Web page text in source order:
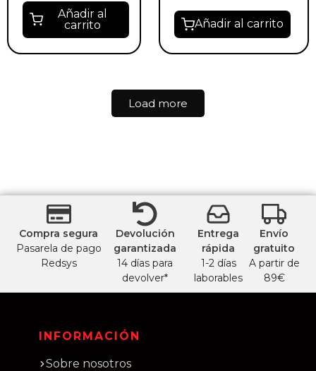
Añadir al
carrito
Añadir al carrito
Load more
Compra segura
Pasarela de pago
Redsys
Devolución
garantizada
14 días para
devolver*
Entrega
rápida
1-2 días
laborables
Envío
gratuito
A partir de
89€
INFORMACIÓN
Sobre nosotros